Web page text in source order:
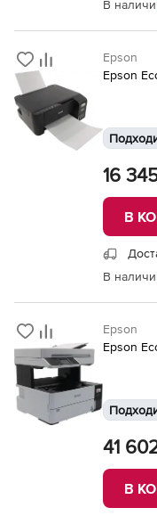
В
Epson
Epson
16
В
В
Epson
Epson
41
В